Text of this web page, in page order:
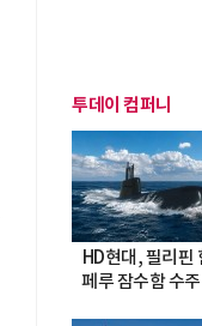
투데이 컴퍼니
HD현대, 필리핀
페루 잠수함 수